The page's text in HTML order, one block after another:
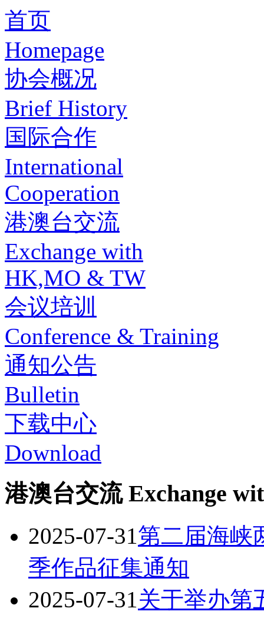
首页
Homepage
协会概况
Brief History
国际合作
International
Cooperation
港澳台交流
Exchange with
HK,MO & TW
会议培训
Conference & Training
通知公告
Bulletin
下载中心
Download
港澳台交流 Exchange
2025-07-31第二届海峡
季作品征集通知
2025-07-31关于举办第